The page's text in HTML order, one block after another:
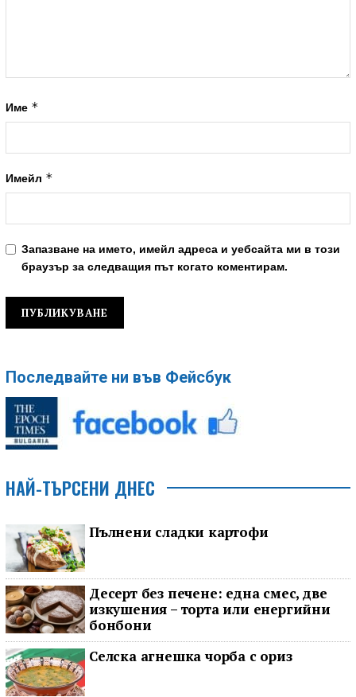
Име *
Имейл *
Запазване на името, имейл адреса и уебсайта ми в този
браузър за следващия път когато коментирам.
Последвайте ни във Фейсбук
НАЙ-ТЪРСЕНИ ДНЕС
Пълнени сладки картофи
Десерт без печене: една смес, две
изкушения – торта или енергийни
бонбони
Селска агнешка чорба с ориз